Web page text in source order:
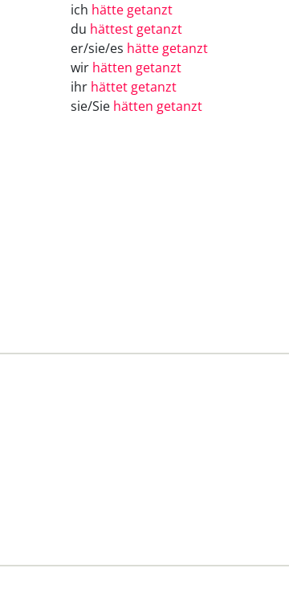
ich hätte getanzt
du hättest getanzt
er/sie/es hätte getanzt
wir hätten getanzt
ihr hättet getanzt
sie/Sie hätten getanzt